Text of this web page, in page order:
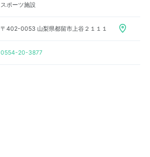
スポーツ施設
〒402-0053 山梨県都留市上谷２１１１
0554-20-3877